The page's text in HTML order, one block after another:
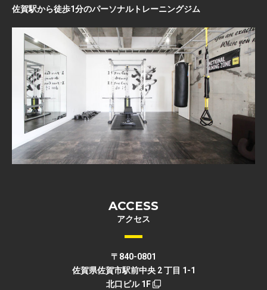
佐賀駅から徒歩1分のパーソナルトレーニングジム
ACCESS
アクセス
〒840-0801
佐賀県佐賀市駅前中央 2 丁目 1-1
北口ビル 1F